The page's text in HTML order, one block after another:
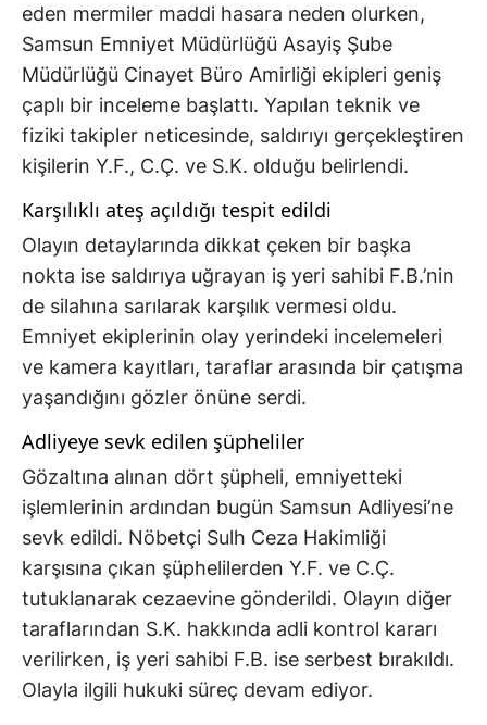
eden mermiler maddi hasara neden olurken,
Samsun Emniyet Müdürlüğü Asayiş Şube
Müdürlüğü Cinayet Büro Amirliği ekipleri geniş
çaplı bir inceleme başlattı. Yapılan teknik ve
fiziki takipler neticesinde, saldırıyı gerçekleştiren
kişilerin Y.F., C.Ç. ve S.K. olduğu belirlendi.
Karşılıklı ateş açıldığı tespit edildi
Olayın detaylarında dikkat çeken bir başka
nokta ise saldırıya uğrayan iş yeri sahibi F.B.’nin
de silahına sarılarak karşılık vermesi oldu.
Emniyet ekiplerinin olay yerindeki incelemeleri
ve kamera kayıtları, taraflar arasında bir çatışma
yaşandığını gözler önüne serdi.
Adliyeye sevk edilen şüpheliler
Gözaltına alınan dört şüpheli, emniyetteki
işlemlerinin ardından bugün Samsun Adliyesi’ne
sevk edildi. Nöbetçi Sulh Ceza Hakimliği
karşısına çıkan şüphelilerden Y.F. ve C.Ç.
tutuklanarak cezaevine gönderildi. Olayın diğer
taraflarından S.K. hakkında adli kontrol kararı
verilirken, iş yeri sahibi F.B. ise serbest bırakıldı.
Olayla ilgili hukuki süreç devam ediyor.